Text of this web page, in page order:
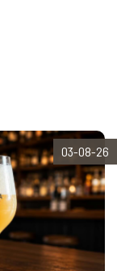
03-08-26